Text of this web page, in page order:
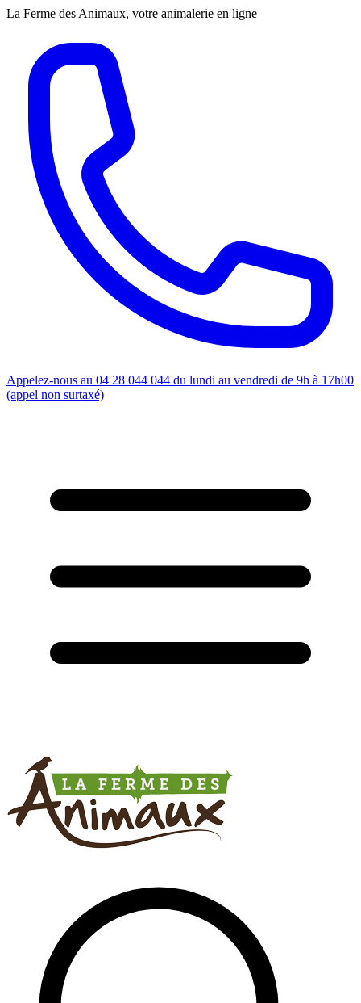
La Ferme des Animaux, votre animalerie en ligne
Appelez-nous au 04 28 044 044 du lundi au vendredi de 9h à 17h00
(appel non surtaxé)